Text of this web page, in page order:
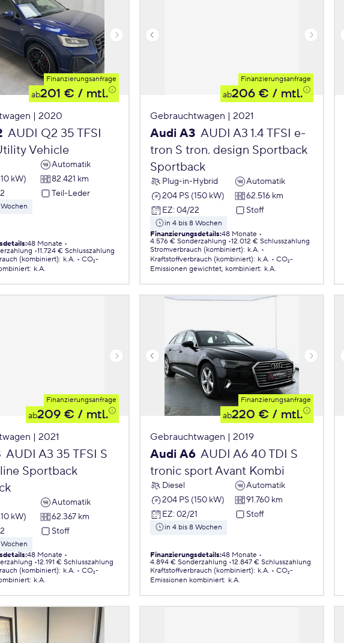
Finanzierungsanfrage
ab201 € / mtl.
| 2020
AUDI Q2 35 TFSI
Vehicle
Automatik
kW)
82.421 km
Teil-Leder
:48 Monate
11.724 € Schlusszahlung
(kombiniert): k.A.
CO₂-
: k.A.
Finanzierungsanfrage
ab206 € / mtl.
Gebrauchtwagen | 2021
Audi A3 AUDI A3 1.4 TFSI e-
tron S tron. design Sportback
Sportback
Plug-in-Hybrid
Automatik
204 PS (150 kW)
62.516 km
EZ: 04/22 Stoff
in 4 bis 8 Wochen
Finanzierungsdetails:48 Monate
4.576 € Sonderzahlung 12.012 € Schlusszahlung
Stromverbrauch (kombiniert): k.A.
Kraftstoffverbrauch (kombiniert): k.A.
CO₂-
Emissionen gewichtet, kombiniert: k.A.
Finanzierungsanfrage
ab209 € / mtl.
| 2021
AUDI A3 35 TFSI S
Sportback
Automatik
kW)
62.367 km
Stoff
:48 Monate
12.191 € Schlusszahlung
(kombiniert): k.A.
CO₂-
: k.A.
Finanzierungsanfrage
ab220 € / mtl.
Gebrauchtwagen | 2019
Audi A6 AUDI A6 40 TDI S
tronic sport Avant Kombi
Diesel
Automatik
204 PS (150 kW)
91.760 km
EZ: 02/21 Stoff
in 4 bis 8 Wochen
Finanzierungsdetails:48 Monate
4.894 € Sonderzahlung 12.847 € Schlusszahlung
Kraftstoffverbrauch (kombiniert): k.A.
CO₂-
Emissionen kombiniert: k.A.